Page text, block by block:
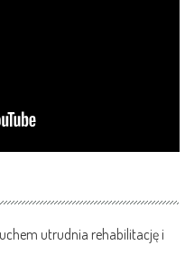
utrudnia rehabilitację i